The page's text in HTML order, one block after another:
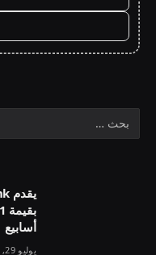
أسابيع
يوليو 29, 2026